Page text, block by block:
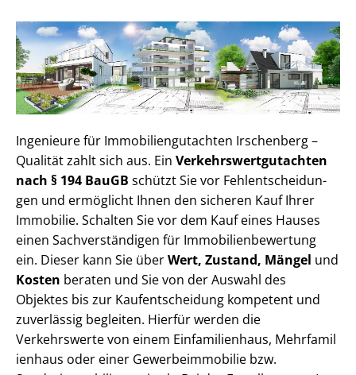
Ingenieure für Im­mo­bi­li­en­gut­ach­ten Irschenberg –
Qualität zahlt sich aus. Ein Ver­kehrs­wert­gut­ach­ten
nach § 194 BauGB schützt Sie vor Fehl­ent­schei­dun­
gen und ermöglicht Ihnen den sicheren Kauf Ihrer
Immobilie. Schalten Sie vor dem Kauf eines Hauses
einen Sach­ver­stän­di­gen für Im­mo­bi­li­en­be­wer­tung
ein. Dieser kann Sie überWert, Zustand, Mängel und
Kosten beraten und Sie von der Auswahl des
Objektes bis zur Kauf­ent­schei­dung kompetent und
zuverlässig begleiten. Hierfür werden die
Verkehrswerte von einem Einfamilienhaus, Mehr­fa­mi­l
i­en­haus oder einer Ge­wer­be­im­mo­bi­lie bzw.